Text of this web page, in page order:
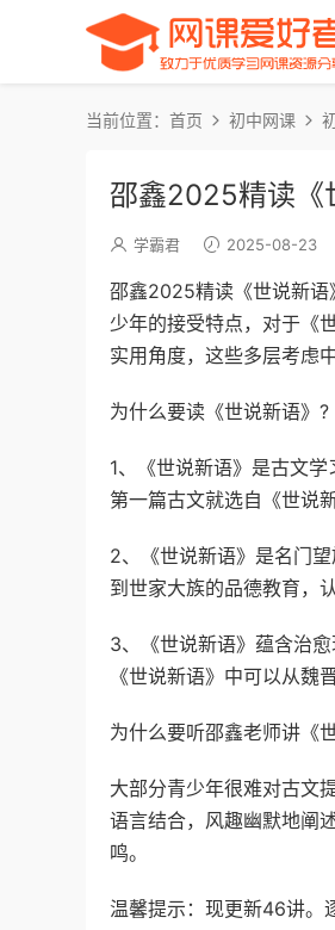
当前位置： 首页 初中网课
邵鑫2025精读《
学霸君 2025-08-23
邵鑫2025精读《世说新语
少年的接受特点，对于《
实用角度，这些多层考虑
为什么要读《世说新语》?
1、《世说新语》是古文
第一篇古文就选自《世说
2、《世说新语》是名门
到世家大族的品德教育，
3、《世说新语》蕴含治
《世说新语》中可以从魏
为什么要听邵鑫老师讲《
大部分青少年很难对古文
语言结合，风趣幽默地阐
鸣。
温馨提示：现更新46讲。